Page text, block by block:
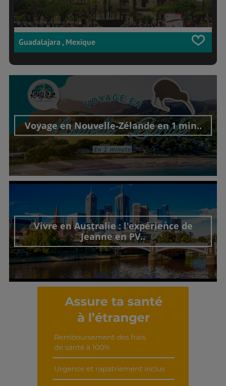
Guadalajara , Mexique
Voyage en Nouvelle-Zélande en 1 min..
Découvrir cet interview
Vivre en Australie : l'expérience de
Jeanne en PV..
Découvrir cet interview